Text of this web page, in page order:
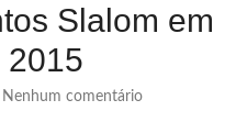
Slalom em
2015
Nenhum comentário